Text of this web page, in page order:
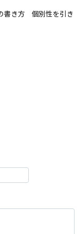
書き方 個別性を引き